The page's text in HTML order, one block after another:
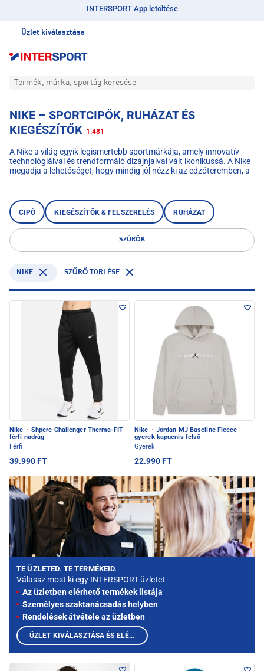
INTERSPORT App letöltése
Üzlet kiválasztása
Termék, márka, sportág keresése
NIKE – SPORTCIPŐK, RUHÁZAT ÉS
KIEGÉSZÍTŐK 1.481
A Nike a világ egyik legismertebb sportmárkája, amely innovatív
technológiáival és trendformáló dizájnjaival vált ikonikussá. A Nike
megadja a lehetőséget, hogy mindig jól nézz ki az edzőteremben, a
gyerekmodellek elérhetők! #justdoit
CIPŐ KIEGÉSZÍTŐK & FELSZERELÉS RUHÁZAT
SZŰRŐK
NIKE SZŰRŐ TÖRLÉSE
Nike · Shpere Challenger Therma-FIT
férfi nadrág
Férfi
39.990 FT
Nike · Jordan MJ Baseline Fleece
gyerek kapucnis felső
Gyerek
22.990 FT
TE ÜZLETED. TE TERMÉKEID.
Válassz most ki egy INTERSPORT üzletet
Az üzletben elérhető termékek listája
Személyes szaktanácsadás helyben
Rendelések átvétele az üzletben
ÜZLET KIVÁLASZTÁSA ÉS ELÉRHETŐ TERMÉKEK MEGTEKINTÉSE